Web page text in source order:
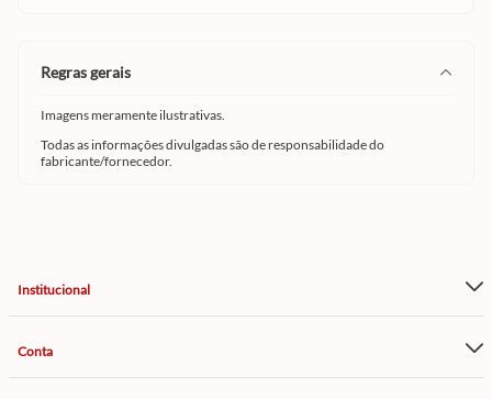
regras gerais
Imagens meramente ilustrativas.
Todas as informações divulgadas são de responsabilidade do
fabricante/fornecedor.
Institucional
Conta